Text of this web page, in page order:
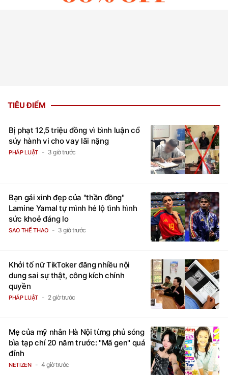
TIÊU ĐIỂM
Bị phạt 12,5 triệu đồng vì bình luận cổ
súy hành vi cho vay lãi nặng
PHÁP LUẬT 3 giờ trước
Bạn gái xinh đẹp của "thần đồng"
Lamine Yamal tự mình hé lộ tình hình
sức khoẻ đáng lo
SAO THỂ THAO 3 giờ trước
Khởi tố nữ TikToker đăng nhiều nội
dung sai sự thật, công kích chính
quyền
PHÁP LUẬT 2 giờ trước
Mẹ của mỹ nhân Hà Nội từng phủ sóng
bìa tạp chí 20 năm trước: "Mã gen" quá
đỉnh
NETIZEN 4 giờ trước